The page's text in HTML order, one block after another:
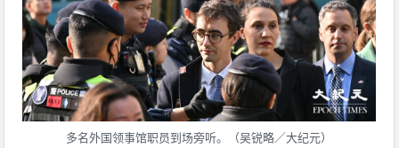
多名外国领事馆职员到场旁听。（吴锐略／大纪元）